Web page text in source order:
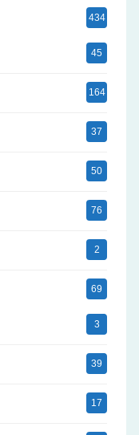
434
45
164
37
50
76
2
69
3
39
17